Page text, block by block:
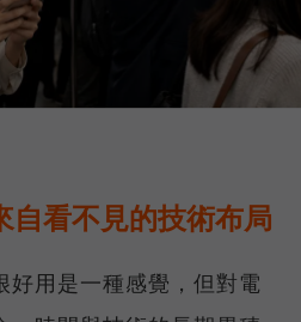
自看不見的技術布局
好用是一種感覺，但對電